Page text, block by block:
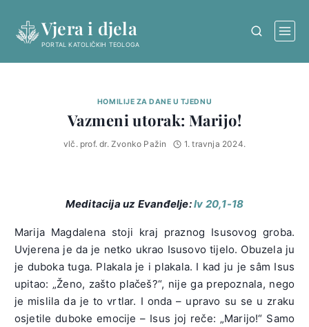
content
Vjera i djela
PORTAL KATOLIČKIH TEOLOGA
HOMILIJE ZA DANE U TJEDNU
Vazmeni utorak: Marijo!
vlč. prof. dr. Zvonko Pažin 1. travnja 2024.
Meditacija uz Evanđelje:Iv 20,1-18
Marija Magdalena stoji kraj praznog Isusovog groba.
Uvjerena je da je netko ukrao Isusovo tijelo. Obuzela ju
je duboka tuga. Plakala je i plakala. I kad ju je sâm Isus
upitao: „Ženo, zašto plačeš?“, nije ga prepoznala, nego
je mislila da je to vrtlar. I onda – upravo su se u zraku
osjetile duboke emocije – Isus joj reče: „Marijo!“ Samo